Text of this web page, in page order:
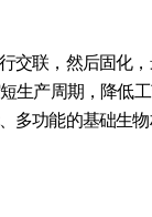
联，然后固化
产周期，降低
功能的基础生